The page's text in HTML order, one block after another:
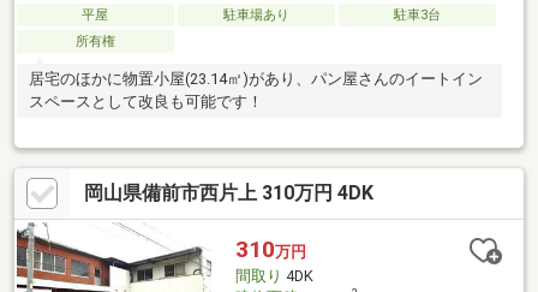
平屋 駐車場あり
駐車3台
所有権
居宅のほかに物置小屋(23.14㎡)があり、パン屋さんのイートイン
スペースとして改良も可能です！
岡山県備前市西片上 310万円 4DK
310万円
間取り 4DK